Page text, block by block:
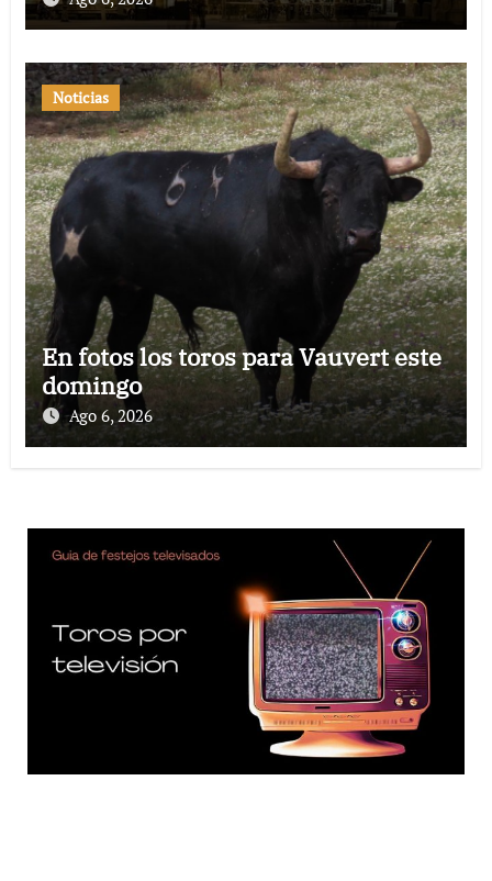
Noticias
En fotos los toros para Vauvert este
domingo
Ago 6, 2026